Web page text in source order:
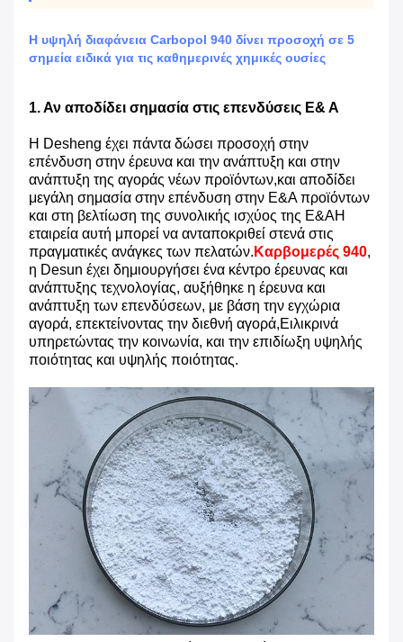
Η υψηλή διαφάνεια Carbopol 940 δίνει προσοχή σε 5
σημεία ειδικά για τις καθημερινές χημικές ουσίες
1. Αν αποδίδει σημασία στις επενδύσεις Ε& Α
Η Desheng έχει πάντα δώσει προσοχή στην
επένδυση στην έρευνα και την ανάπτυξη και στην
ανάπτυξη της αγοράς νέων προϊόντων,και αποδίδει
μεγάλη σημασία στην επένδυση στην Ε&Α προϊόντων
και στη βελτίωση της συνολικής ισχύος της Ε&ΑΗ
εταιρεία αυτή μπορεί να ανταποκριθεί στενά στις
πραγματικές ανάγκες των πελατών. Καρβομερές 940,
η Desun έχει δημιουργήσει ένα κέντρο έρευνας και
ανάπτυξης τεχνολογίας, αυξήθηκε η έρευνα και
ανάπτυξη των επενδύσεων, με βάση την εγχώρια
αγορά, επεκτείνοντας την διεθνή αγορά,Ειλικρινά
υπηρετώντας την κοινωνία, και την επιδίωξη υψηλής
ποιότητας και υψηλής ποιότητας.